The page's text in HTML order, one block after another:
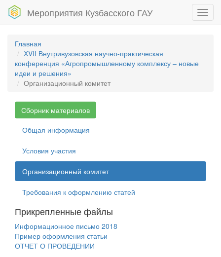
Мероприятия Кузбасского ГАУ
Главная
XVII Внутривузовская научно-практическая
конференция «Агропромышленному комплексу – новые
идеи и решения»
Организационный комитет
Сборник материалов
Общая информация
Условия участия
Организационный комитет
Требования к оформлению статей
Прикрепленные файлы
Информационное письмо 2018
Пример оформления статьи
ОТЧЕТ О ПРОВЕДЕНИИ